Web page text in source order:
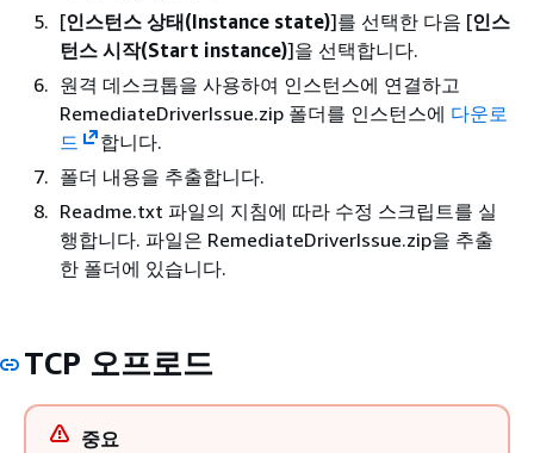
[인스턴스 상태(Instance state)]를 선택한 다음 [인스
턴스 시작(Start instance)]을 선택합니다.
원격 데스크톱을 사용하여 인스턴스에 연결하고
RemediateDriverIssue.zip 폴더를 인스턴스에 다운로
드
합니다.
폴더 내용을 추출합니다.
Readme.txt 파일의 지침에 따라 수정 스크립트를 실
행합니다. 파일은 RemediateDriverIssue.zip을 추출
한 폴더에 있습니다.
TCP 오프로드
중요